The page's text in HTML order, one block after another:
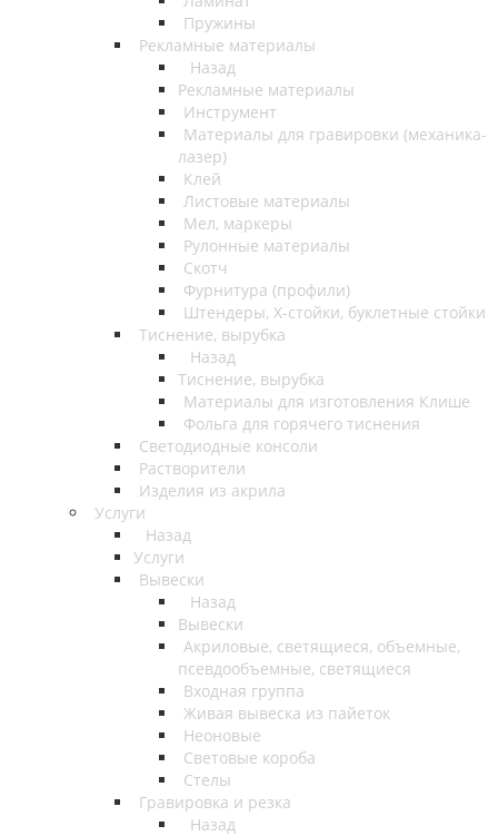
Пружины
Рекламные материалы
Назад
Рекламные материалы
Инструмент
Материалы для гравировки (механика-
лазер)
Клей
Листовые материалы
Мел, маркеры
Рулонные материалы
Скотч
Фурнитура (профили)
Штендеры, Х-стойки, буклетные стойки
Тиснение, вырубка
Назад
Тиснение, вырубка
Материалы для изготовления Клише
Фольга для горячего тиснения
Светодиодные консоли
Растворители
Изделия из акрила
Услуги
Назад
Услуги
Вывески
Назад
Вывески
Акриловые, светящиеся, объемные,
псевдообъемные, светящиеся
Входная группа
Живая вывеска из пайеток
Неоновые
Световые короба
Стелы
Гравировка и резка
Назад